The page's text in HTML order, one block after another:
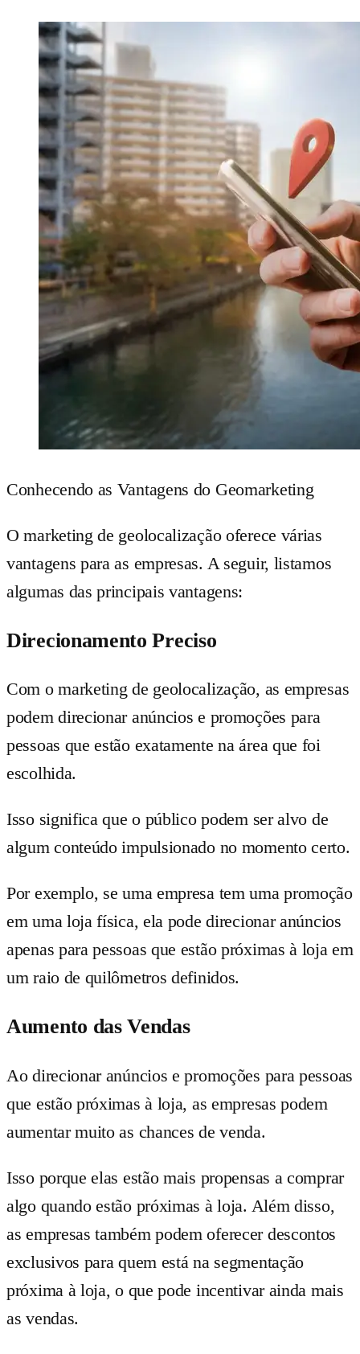
Conhecendo as Vantagens do Geomarketing
O marketing de geolocalização oferece várias
vantagens para as empresas. A seguir, listamos
algumas das principais vantagens:
Direcionamento Preciso
Com o marketing de geolocalização, as empresas
podem direcionar anúncios e promoções para
pessoas que estão exatamente na área que foi
escolhida.
Isso significa que o público podem ser alvo de
algum conteúdo impulsionado no momento certo.
Por exemplo, se uma empresa tem uma promoção
em uma loja física, ela pode direcionar anúncios
apenas para pessoas que estão próximas à loja em
um raio de quilômetros definidos.
Aumento das Vendas
Ao direcionar anúncios e promoções para pessoas
que estão próximas à loja, as empresas podem
aumentar muito as chances de venda.
Isso porque elas estão mais propensas a comprar
algo quando estão próximas à loja. Além disso,
as empresas também podem oferecer descontos
exclusivos para quem está na segmentação
próxima à loja, o que pode incentivar ainda mais
as vendas.